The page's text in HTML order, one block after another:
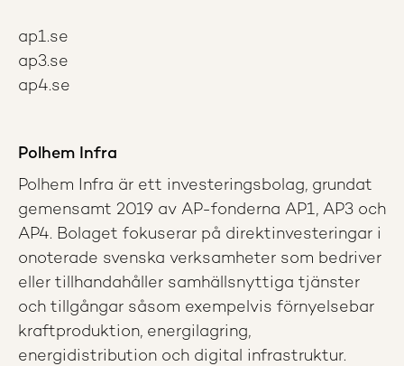
ap1.se
ap3.se
ap4.se
Polhem Infra
Polhem Infra är ett investeringsbolag, grundat
gemensamt 2019 av AP-fonderna AP1, AP3 och
AP4. Bolaget fokuserar på direktinvesteringar i
onoterade svenska verksamheter som bedriver
eller tillhandahåller samhällsnyttiga tjänster
och tillgångar såsom exempelvis förnyelsebar
kraftproduktion, energilagring,
energidistribution och digital infrastruktur.